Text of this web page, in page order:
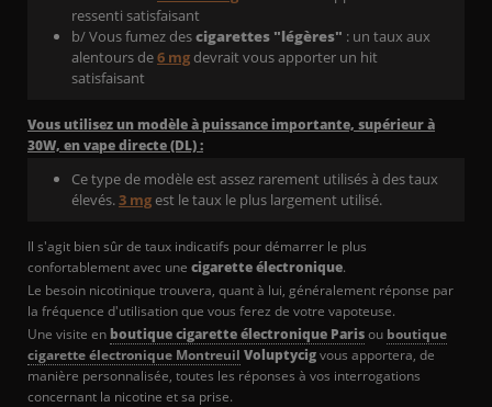
ressenti satisfaisant
b/ Vous fumez descigarettes "légères" : un taux aux
alentours de6 mgdevrait vous apporter un hit
satisfaisant
Vous utilisez un modèle à puissance importante, supérieur à
30W, en vape directe (DL) :
Ce type de modèle est assez rarement utilisés à des taux
élevés.3 mg est le taux le plus largement utilisé.
Il s'agit bien sûr de taux indicatifs pour démarrer le plus
confortablement avec une cigarette électronique.
Le besoin nicotinique trouvera, quant à lui, généralement réponse par
la fréquence d'utilisation que vous ferez de votre vapoteuse.
Une visite en boutique cigarette électronique Parisou boutique
cigarette électronique Montreuil Voluptycigvous apportera, de
manière personnalisée, toutes les réponses à vos interrogations
concernant la nicotine et sa prise.